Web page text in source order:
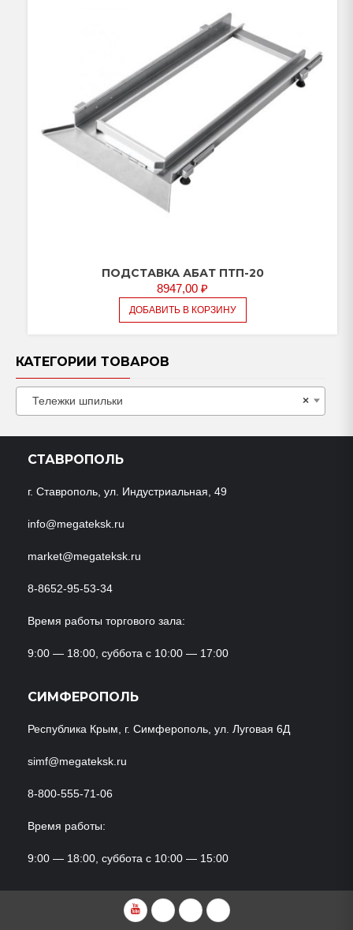
ПОДСТАВКА АБАТ ПТП-20
8947,00 ₽
ДОБАВИТЬ В КОРЗИНУ
КАТЕГОРИИ ТОВАРОВ
×
Тележки шпильки
СТАВРОПОЛЬ
г. Ставрополь, ул. Индустриальная, 49
info@megateksk.ru
market@megateksk.ru
8-8652-95-53-34
Время работы торгового зала:
9:00 — 18:00, суббота с 10:00 — 17:00
СИМФЕРОПОЛЬ
Республика Крым, г. Симферополь, ул. Луговая 6Д
simf@megateksk.ru
8-800-555-71-06
Время работы:
9:00 — 18:00, суббота с 10:00 — 15:00
YouTubeVKvideoRuTubeDzen